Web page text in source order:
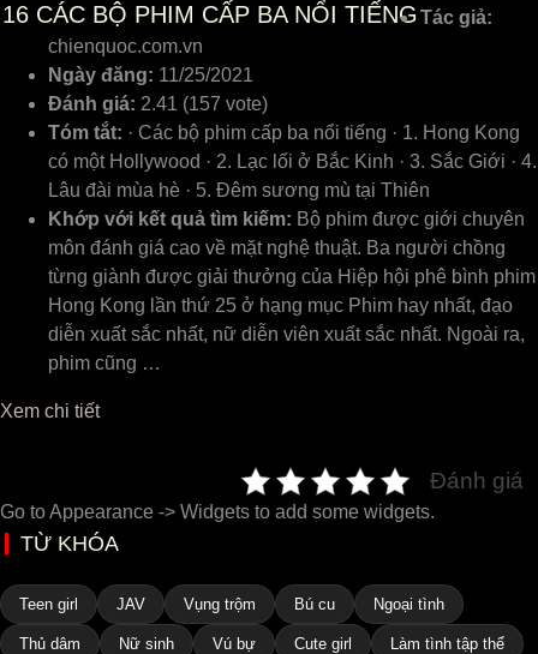
16 CÁC BỘ PHIM CẤP BA NỔI TIẾNG Tác giả:
chienquoc.com.vn
Ngày đăng: 11/25/2021
Đánh giá: 2.41 (157 vote)
Tóm tắt: · Các bộ phim cấp ba nổi tiếng · 1. Hong Kong
có một Hollywood · 2. Lạc lối ở Bắc Kinh · 3. Sắc Giới · 4.
Lâu đài mùa hè · 5. Đêm sương mù tại Thiên
Khớp với kết quả tìm kiếm: Bộ phim được giới chuyên
môn đánh giá cao về mặt nghệ thuật. Ba người chồng
từng giành được giải thưởng của Hiệp hội phê bình phim
Hong Kong lần thứ 25 ở hạng mục Phim hay nhất, đạo
diễn xuất sắc nhất, nữ diễn viên xuất sắc nhất. Ngoài ra,
phim cũng …
Xem chi tiết
Đánh giá
Go to Appearance -> Widgets to add some widgets.
TỪ KHÓA
Teen girl JAV Vụng trộm Bú cu Ngoại tình
Thủ dâm Nữ sinh Vú bự Cute girl Làm tình tập thể